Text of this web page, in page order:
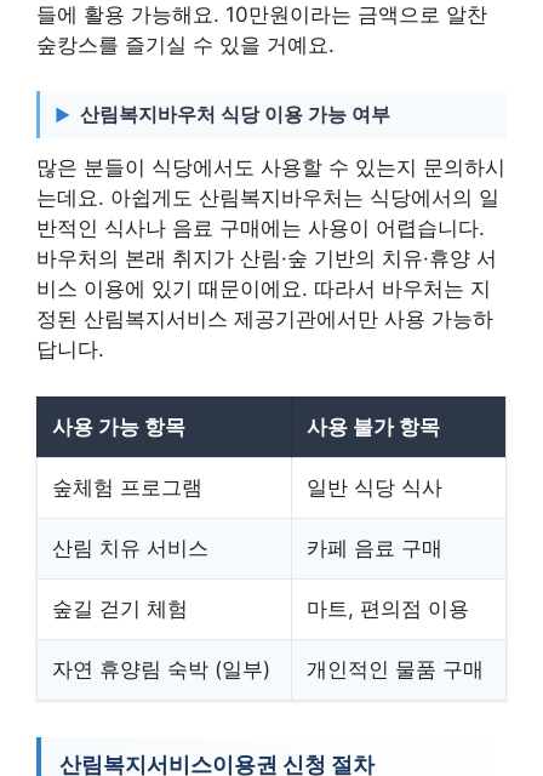
들에 활용 가능해요. 10만원이라는 금액으로 알찬
숲캉스를 즐기실 수 있을 거예요.
산림복지바우처 식당 이용 가능 여부
많은 분들이 식당에서도 사용할 수 있는지 문의하시
는데요. 아쉽게도 산림복지바우처는 식당에서의 일
반적인 식사나 음료 구매에는 사용이 어렵습니다.
바우처의 본래 취지가 산림·숲 기반의 치유·휴양 서
비스 이용에 있기 때문이에요. 따라서 바우처는 지
정된 산림복지서비스 제공기관에서만 사용 가능하
답니다.
사용 가능 항목 사용 불가 항목
숲체험 프로그램 일반 식당 식사
산림 치유 서비스 카페 음료 구매
숲길 걷기 체험 마트, 편의점 이용
자연 휴양림 숙박 (일부) 개인적인 물품 구매
산림복지서비스이용권 신청 절차